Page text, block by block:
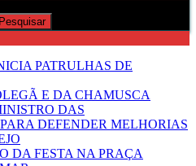
PATRULHAS DE
E DA CHAMUSCA
DAS
DEFENDER MELHORIAS
DA FESTA NA PRAÇA